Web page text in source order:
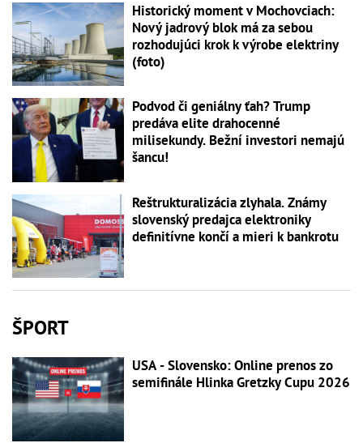
Historický moment v Mochovciach:
Nový jadrový blok má za sebou
rozhodujúci krok k výrobe elektriny
(foto)
Podvod či geniálny ťah? Trump
predáva elite drahocenné
milisekundy. Bežní investori nemajú
šancu!
Reštrukturalizácia zlyhala. Známy
slovenský predajca elektroniky
definitívne končí a mieri k bankrotu
ŠPORT
USA - Slovensko: Online prenos zo
semifinále Hlinka Gretzky Cupu 2026